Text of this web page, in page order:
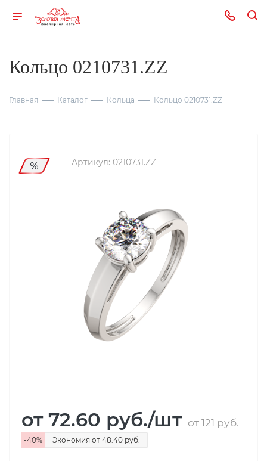
Кольцо 0210731.ZZ
Главная Каталог Кольца Кольцо 0210731.ZZ
Артикул: 0210731.ZZ
от 72.60 руб./шт от 121руб.
-40% Экономия от 48.40 руб.